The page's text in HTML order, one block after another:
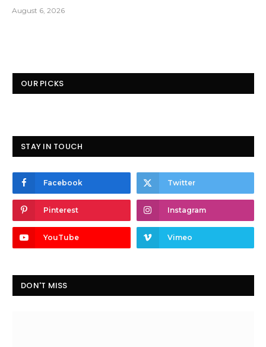
August 6, 2026
OUR PICKS
STAY IN TOUCH
Facebook Twitter
Pinterest Instagram
YouTube Vimeo
DON'T MISS